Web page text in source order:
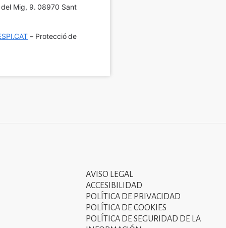
del Mig, 9. 08970 Sant
– Protecció de
Tercer
menú
AVISO LEGAL
ACCESIBILIDAD
POLÍTICA DE PRIVACIDAD
POLÍTICA DE COOKIES
POLÍTICA DE SEGURIDAD DE LA